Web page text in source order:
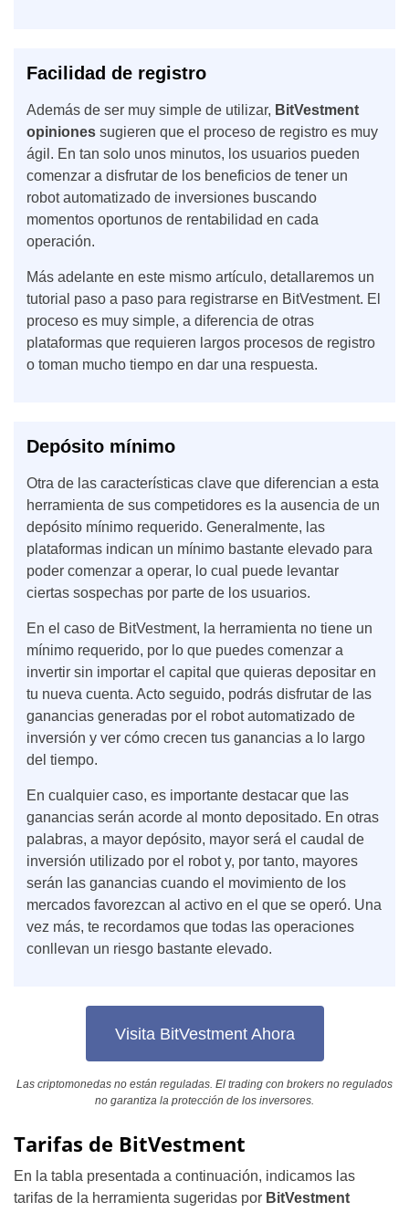
Facilidad de registro
Además de ser muy simple de utilizar, BitVestment
opiniones sugieren que el proceso de registro es muy
ágil. En tan solo unos minutos, los usuarios pueden
comenzar a disfrutar de los beneficios de tener un
robot automatizado de inversiones buscando
momentos oportunos de rentabilidad en cada
operación.
Más adelante en este mismo artículo, detallaremos un
tutorial paso a paso para registrarse en BitVestment. El
proceso es muy simple, a diferencia de otras
plataformas que requieren largos procesos de registro
o toman mucho tiempo en dar una respuesta.
Depósito mínimo
Otra de las características clave que diferencian a esta
herramienta de sus competidores es la ausencia de un
depósito mínimo requerido. Generalmente, las
plataformas indican un mínimo bastante elevado para
poder comenzar a operar, lo cual puede levantar
ciertas sospechas por parte de los usuarios.
En el caso de BitVestment, la herramienta no tiene un
mínimo requerido, por lo que puedes comenzar a
invertir sin importar el capital que quieras depositar en
tu nueva cuenta. Acto seguido, podrás disfrutar de las
ganancias generadas por el robot automatizado de
inversión y ver cómo crecen tus ganancias a lo largo
del tiempo.
En cualquier caso, es importante destacar que las
ganancias serán acorde al monto depositado. En otras
palabras, a mayor depósito, mayor será el caudal de
inversión utilizado por el robot y, por tanto, mayores
serán las ganancias cuando el movimiento de los
mercados favorezcan al activo en el que se operó. Una
vez más, te recordamos que todas las operaciones
conllevan un riesgo bastante elevado.
Visita BitVestment Ahora
Las criptomonedas no están reguladas. El trading con brokers no regulados
no garantiza la protección de los inversores.
Tarifas de BitVestment
En la tabla presentada a continuación, indicamos las
tarifas de la herramienta sugeridas por BitVestment